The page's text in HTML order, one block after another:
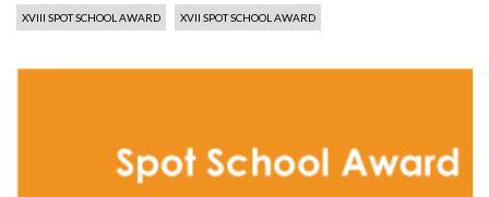
XVIII SPOT SCHOOL AWARD XVII SPOT SCHOOL AWARD